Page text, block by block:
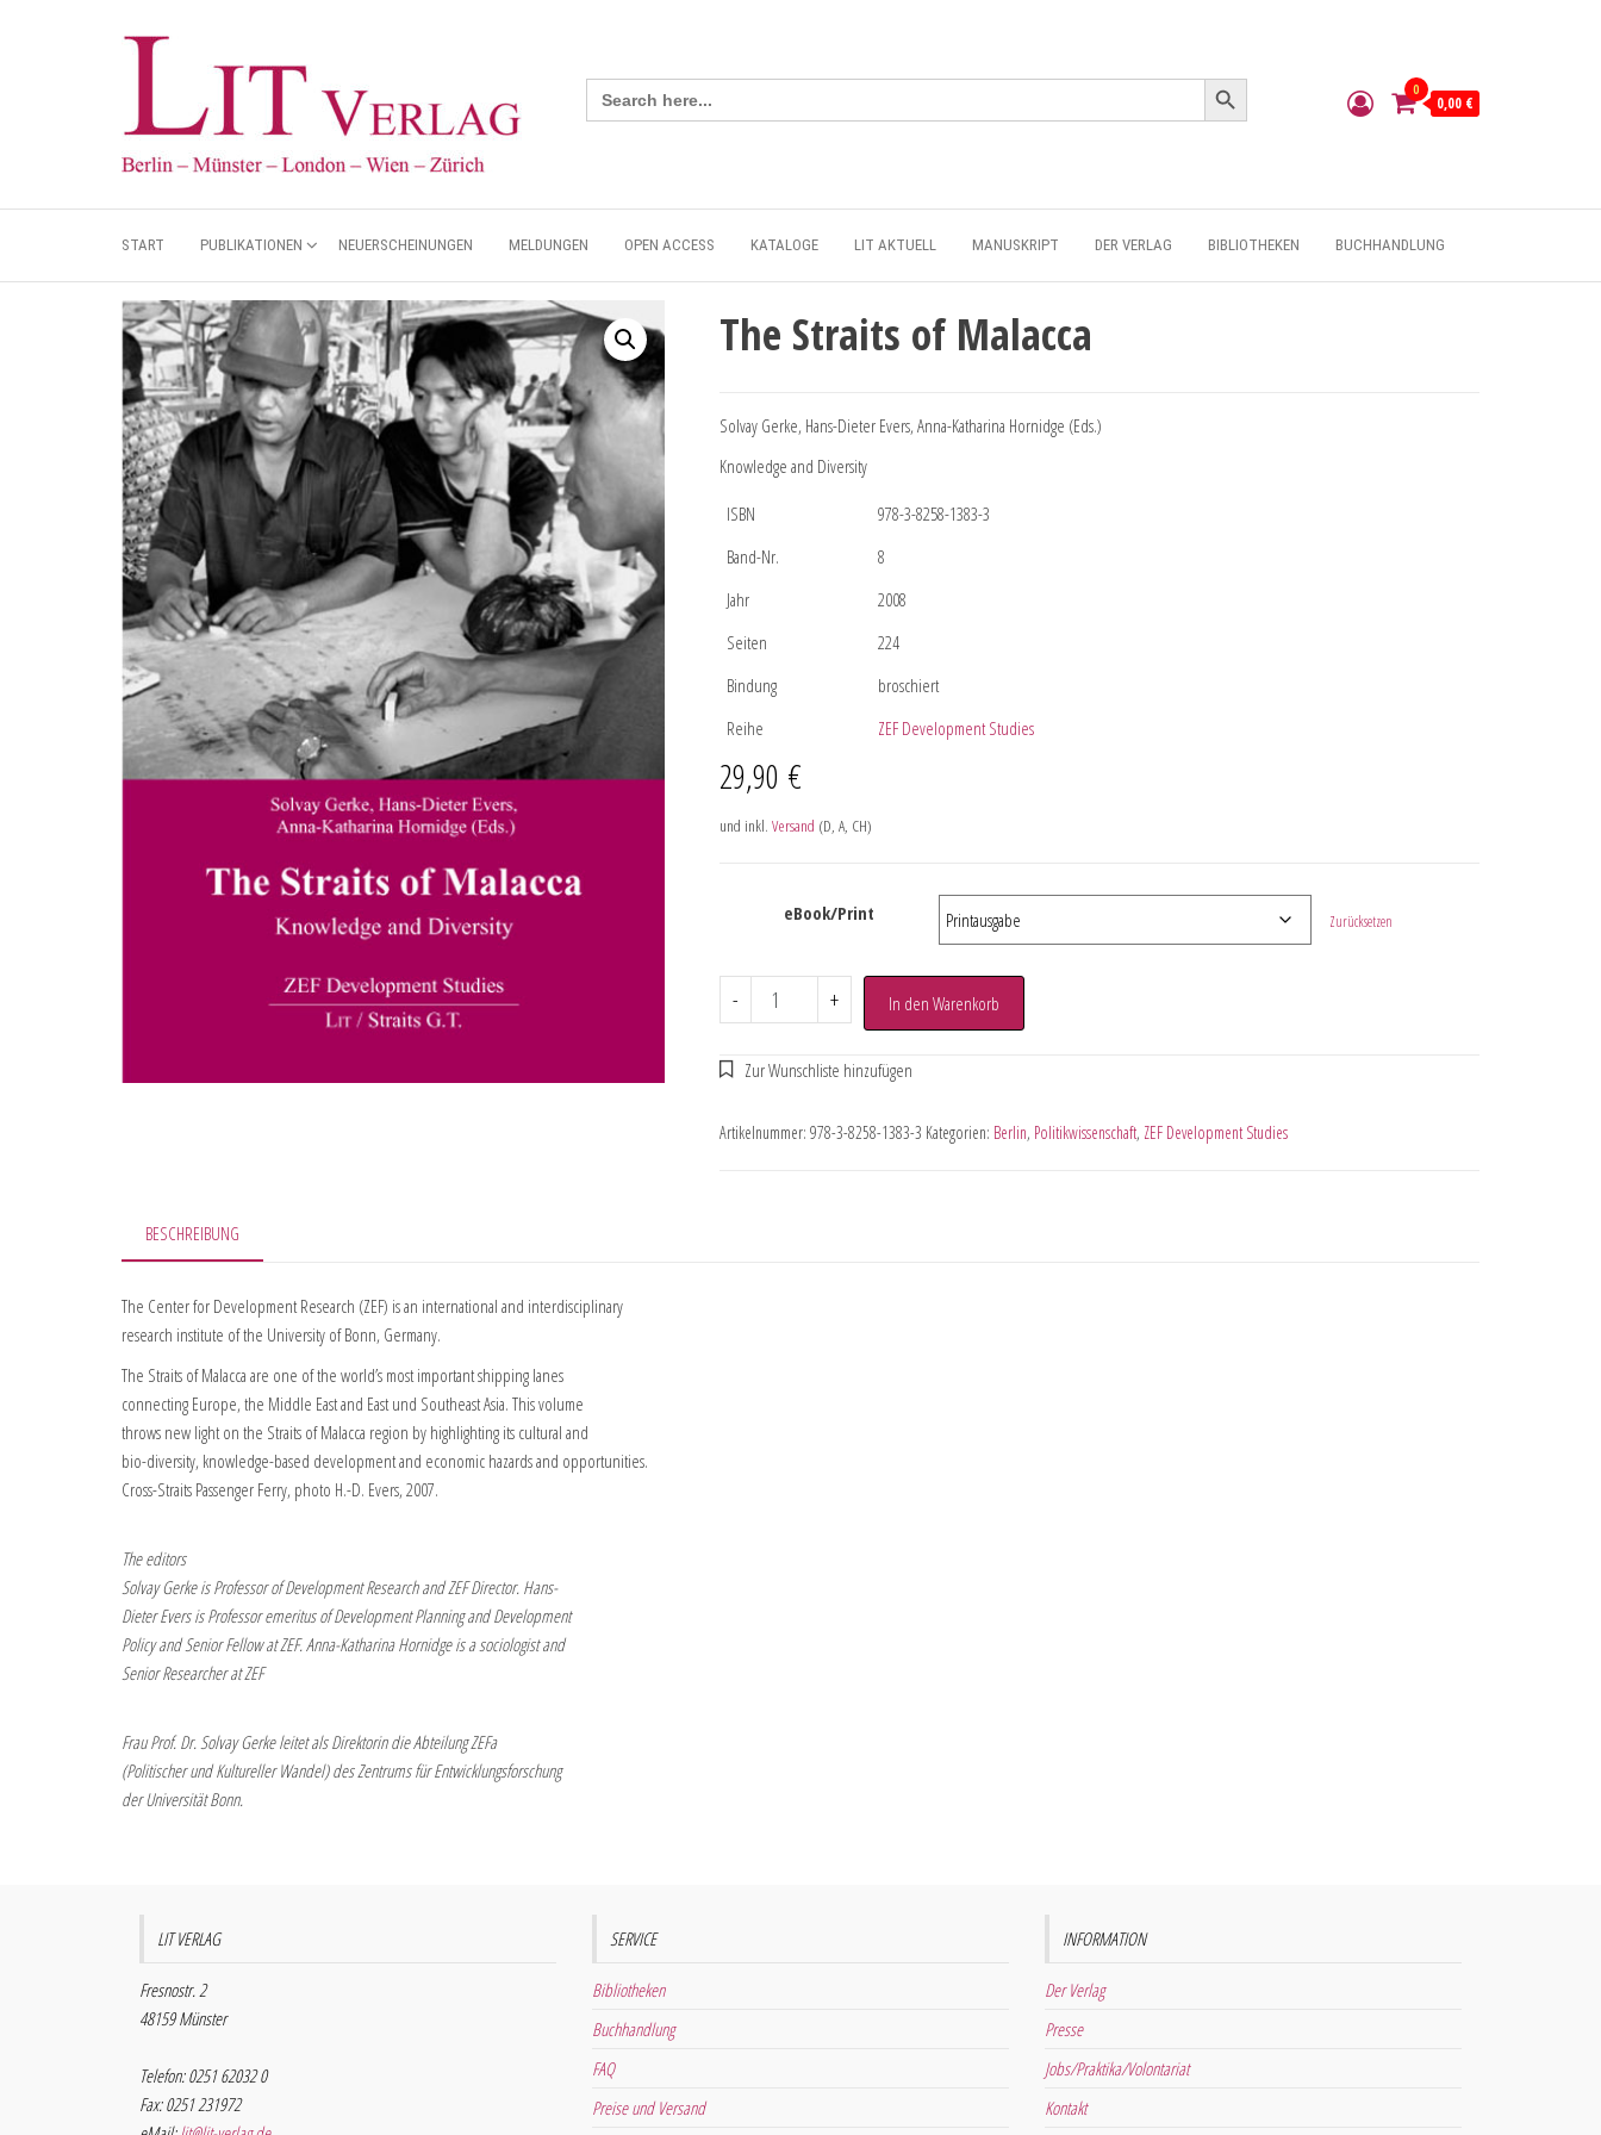
Search
for:
Search Button
0
0,00 €
START PUBLIKATIONEN NEUERSCHEINUNGEN MELDUNGEN OPEN ACCESS KATALOGE LIT AKTUELL MANUSKRIPT DER VERLAG BIBLIOTHEKEN BUCHHANDLUNG
The Straits of Malacca
Solvay Gerke, Hans-Dieter Evers, Anna-Katharina Hornidge (Eds.)
Knowledge and Diversity
ISBN
978-3-8258-1383-3
Band-Nr.
8
Jahr
2008
Seiten
224
Bindung
broschiert
Reihe
ZEF Development Studies
29,90 €
und inkl. Versand (D, A, CH)
eBook/Print Zurücksetzen
- + In den Warenkorb
Artikelnummer: 978-3-8258-1383-3 Kategorien: Berlin, Politikwissenschaft, ZEF Development Studies
BESCHREIBUNG
The Center for Development Research (ZEF) is an international and interdisciplinary
research institute of the University of Bonn, Germany.
The Straits of Malacca are one of the world’s most important shipping lanes
connecting Europe, the Middle East and East und Southeast Asia. This volume
throws new light on the Straits of Malacca region by highlighting its cultural and
bio-diversity, knowledge-based development and economic hazards and opportunities.
Cross-Straits Passenger Ferry, photo H.-D. Evers, 2007.
The editors
Solvay Gerke is Professor of Development Research and ZEF Director. Hans-
Dieter Evers is Professor emeritus of Development Planning and Development
Policy and Senior Fellow at ZEF. Anna-Katharina Hornidge is a sociologist and
Senior Researcher at ZEF
Frau Prof. Dr. Solvay Gerke leitet als Direktorin die Abteilung ZEFa
(Politischer und Kultureller Wandel) des Zentrums für Entwicklungsforschung
der Universität Bonn.
LIT VERLAG
Fresnostr. 2
48159 Münster
Telefon: 0251 62032 0
Fax: 0251 231972
SERVICE
Bibliotheken
Buchhandlung
FAQ
Preise und Versand
INFORMATION
Der Verlag
Presse
Jobs/Praktika/Volontariat
Kontakt